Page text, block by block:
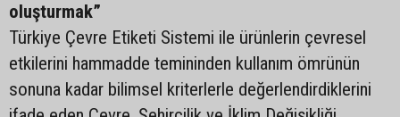
oluşturmak”
Türkiye Çevre Etiketi Sistemi ile ürünlerin çevresel
etkilerini hammadde temininden kullanım ömrünün
sonuna kadar bilimsel kriterlerle değerlendirdiklerini